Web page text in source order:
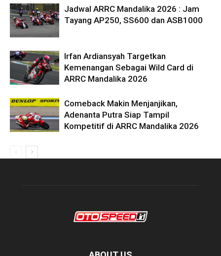
Jadwal ARRC Mandalika 2026 : Jam
Tayang AP250, SS600 dan ASB1000
Irfan Ardiansyah Targetkan
Kemenangan Sebagai Wild Card di
ARRC Mandalika 2026
Comeback Makin Menjanjikan,
Adenanta Putra Siap Tampil
Kompetitif di ARRC Mandalika 2026